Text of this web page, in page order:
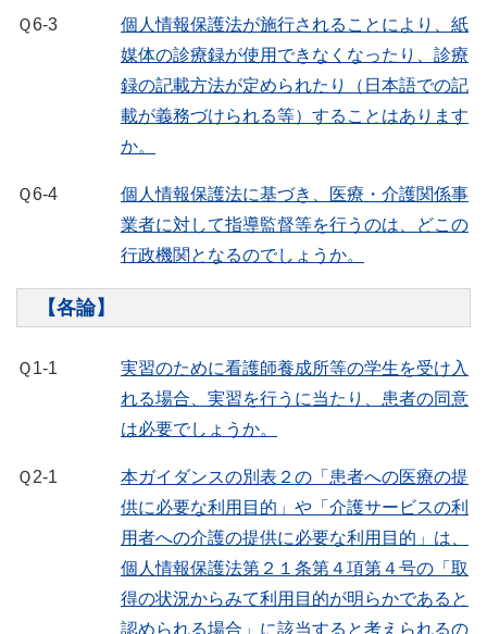
Ｑ6-3
個人情報保護法が施行されることにより、紙
媒体の診療録が使用できなくなったり、診療
録の記載方法が定められたり（日本語での記
載が義務づけられる等）することはあります
か。
Ｑ6-4
個人情報保護法に基づき、医療・介護関係事
業者に対して指導監督等を行うのは、どこの
行政機関となるのでしょうか。
【各論】
Ｑ1-1
実習のために看護師養成所等の学生を受け入
れる場合、実習を行うに当たり、患者の同意
は必要でしょうか。
Ｑ2-1
本ガイダンスの別表２の「患者への医療の提
供に必要な利用目的」や「介護サービスの利
用者への介護の提供に必要な利用目的」は、
個人情報保護法第２１条第４項第４号の「取
得の状況からみて利用目的が明らかであると
認められる場合」に該当すると考えられるの